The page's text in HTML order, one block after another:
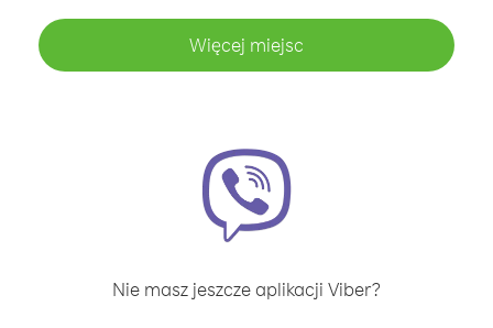
Więcej miejsc
Nie masz jeszcze aplikacji Viber?